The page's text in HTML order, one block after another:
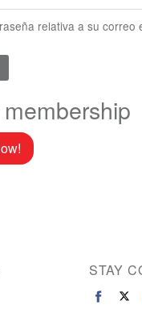
relativa a su correo
STAY